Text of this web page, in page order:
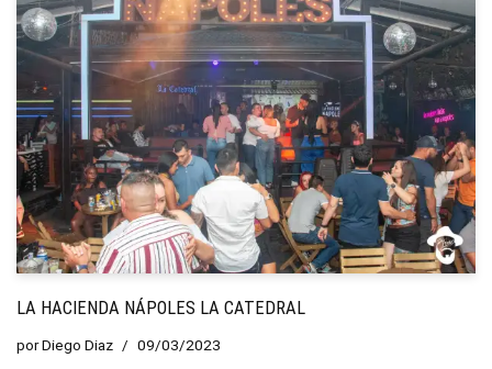
LA HACIENDA NÁPOLES LA CATEDRAL
porDiego Diaz 09/03/2023